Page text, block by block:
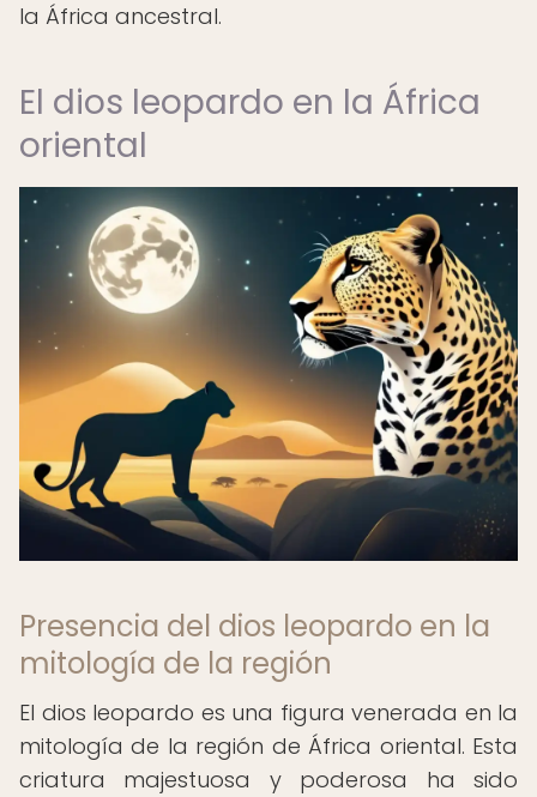
la África ancestral.
El dios leopardo en la África
oriental
Presencia del dios leopardo en la
mitología de la región
El dios leopardo es una figura venerada en la
mitología de la región de África oriental. Esta
criatura majestuosa y poderosa ha sido